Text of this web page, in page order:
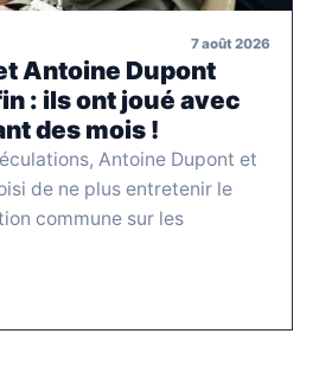
7 août 2026
Antoine Dupont
: ils ont joué avec
des mois !
Antoine Dupont et
de ne plus entretenir le
commune sur les